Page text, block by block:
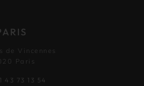
de Vincennes
Paris
43 73 13 54